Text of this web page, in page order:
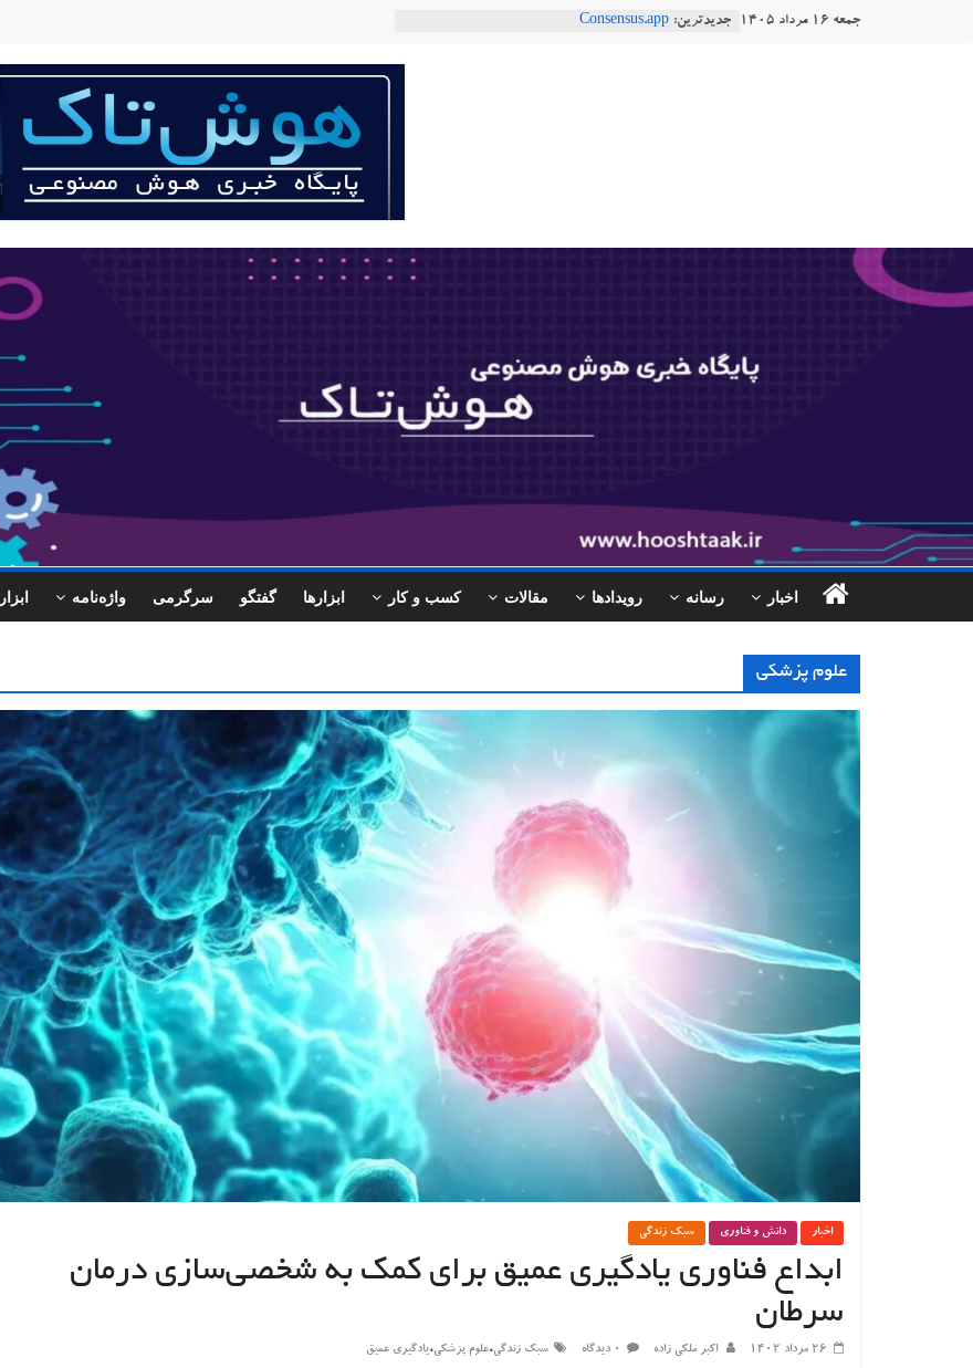
جمعه ۱۶ مرداد ۱۴۰۵ جدیدترین: Consensus.app
خبری
مصنوعی
اخبار رسانه رویدادها مقالات کسب و کار ابزارها گفتگو سرگرمی واژه‌نامه
علوم پزشکی
اخبار دانش و فناوری سبک زندگی
ابداع فناوری یادگیری عمیق برای کمک به شخصی‌سازی درمان
سرطان
۲۶ مرداد ۱۴۰۲ اکبر ملکی زاده ۰ دیدگاه سبک زندگی،علوم پزشکی،یادگیری عمیق